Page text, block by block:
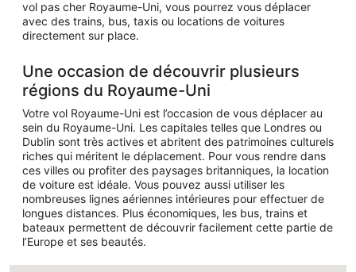
vol pas cher Royaume-Uni, vous pourrez vous déplacer
avec des trains, bus, taxis ou locations de voitures
directement sur place.
Une occasion de découvrir plusieurs
régions du Royaume-Uni
Votre vol Royaume-Uni est l’occasion de vous déplacer au
sein du Royaume-Uni. Les capitales telles que Londres ou
Dublin sont très actives et abritent des patrimoines culturels
riches qui méritent le déplacement. Pour vous rendre dans
ces villes ou profiter des paysages britanniques, la location
de voiture est idéale. Vous pouvez aussi utiliser les
nombreuses lignes aériennes intérieures pour effectuer de
longues distances. Plus économiques, les bus, trains et
bateaux permettent de découvrir facilement cette partie de
l’Europe et ses beautés.